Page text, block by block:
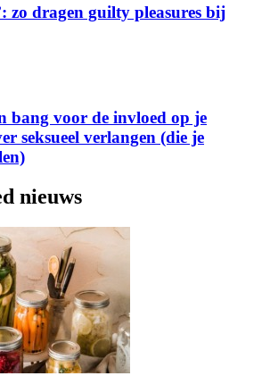
zo dragen guilty pleasures bij
bang voor de invloed op je
seksueel verlangen (die je
nieuws